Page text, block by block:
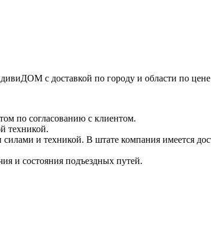
с доставкой по городу и области по цене
по согласованию с клиентом.
техникой.
и техникой. В штате компания имеется
и состояния подъездных путей.